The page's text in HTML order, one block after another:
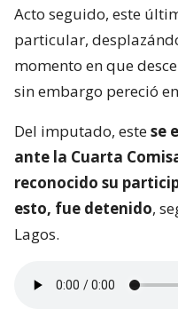
Acto seguido, este
particular,
momento en que
sin embargo pereció
Del imputado, estese
ante la Cuarta
reconocido su
esto, fue detenido,
Lagos.